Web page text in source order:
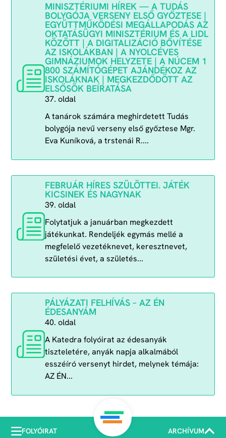
FOLYÓIRAT ARCHÍVUM
MINISZTÉRIUMI HÍREK — A TUDÁS
BOLYGÓJA VERSENY ELSŐ GYŐZTESE |
EGYÜTTMŰKÖDÉSI MEGÁLLAPODÁS AZ
OKTATÁSÜGYI MINISZTÉRIUM ÉS A LIDL
KÖZÖTT | A DIGITALIZÁCIÓ BŐVÍTÉSE
AZ ISKOLÁKBAN | A NYOLCÉVES
GIMNÁZIUMOK HELYZETE | A NÚCEM 1
800 SZÁMÍTÓGÉPET AJÁNDÉKOZ AZ
ISKOLÁKNAK | MEGKEZDŐDÖTT AZ
ELSŐSÖK BEÍRATÁSA
37. oldal
A tanárok számára meghirdetett Tudás
bolygója nevű verseny első győztese Mgr.
Eva Kuníková, a trstenái R....
FEBRUÁR HÍRES SZÜLÖTTEI. JÁTÉK
KICSINEK ÉS NAGYNAK
39. oldal
Folytatjuk a januárban megkezdett
játékunkat. Rendeljék egymás mellé a
megfelelő vezetéknevet, keresztnevet,
születési évet, a születés...
PÁLYÁZATI FELHÍVÁS – AZ ÉN
ÉDESANYÁM
40. oldal
A Katedra folyóirat az édesanyák
tiszteletére, anyák napja alkalmából
esszéíró versenyt hirdet, melynek témája:
AZ ÉN...
COPYRIGHT © KATEDRA POLGÁRI TÁRSULÁS, 2023 | POWERED BY Akᵒ visual